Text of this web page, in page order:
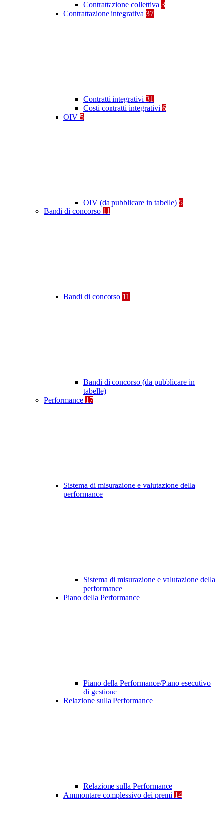
Contrattazione collettiva 3
Contrattazione integrativa 37
Contratti integrativi 31
Costi contratti integrativi 6
OIV 5
OIV (da pubblicare in tabelle) 5
Bandi di concorso 11
Bandi di concorso 11
Bandi di concorso (da pubblicare in
tabelle)
Performance 17
Sistema di misurazione e valutazione della
performance
Sistema di misurazione e valutazione della
performance
Piano della Performance
Piano della Performance/Piano esecutivo
di gestione
Relazione sulla Performance
Relazione sulla Performance
Ammontare complessivo dei premi 14